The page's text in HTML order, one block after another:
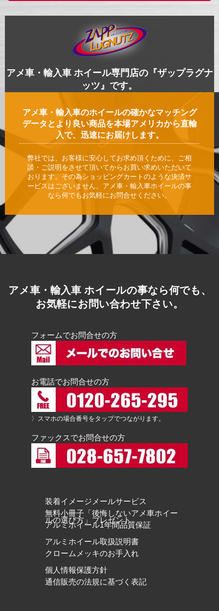
アメ車・輸入車 ホイール専門店の『ザップラグナ
ッツ』です。
アメ車・輸入車のホイールの確かなマッチング
データとより良い商品を本場アメリカから直輸
入で、迅速にお届けします。
弊社では、お客様に安心してお求め頂くために、ご相
談・ご説明をさせて頂いてからお買い求めいただいて
おります。その為ショッピングカートのような決済サ
ービスはございません。アメ車・輸入車ホイールの事
なら何でもお気軽にお問合せください。
アメ車・輸入車 ホイールの事なら何でも、
お気軽にお問い合わせ下さい。
フォームでお問合せの方
お電話でお問合せの方
〉スマホの場合番号をタップでつながります。
ファックスでお問合せの方
装着イメージメールサービス
無料小冊子「後悔しないアメ車ホイー
ルの選び方」プレゼント
アルミホイール1年間品質保証
アルミホイール取扱説明書
クロームメッキのお手入れ
個人情報保護方針
通信販売の法規に基づく表記